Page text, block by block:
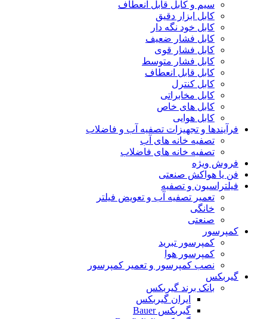
سیم و کابل قابل انعطاف
کابل ابزار دقیق
کابل خود نگه دار
کابل فشار ضعیف
کابل فشار قوی
کابل فشار متوسط
کابل قابل انعطاف
کابل کنترل
کابل مخابراتی
کابل های خاص
کابل هوایی
فرآیندها و تجهیزات تصفیه آب و فاضلاب
تصفیه خانه های آب
تصفیه خانه های فاضلاب
فروش ویژه
فن یا هواکش صنعتی
فیلتراسیون و تصفیه
تعمیر تصفیه آب و تعویض فیلتر
خانگی
صنعتی
کمپرسور
کمپرسور تبرید
کمپرسور هوا
نصب کمپرسور و تعمیر کمپرسور
گیربکس
بانک برند گیربکس
ایران گیربکس
گیربکس Bauer